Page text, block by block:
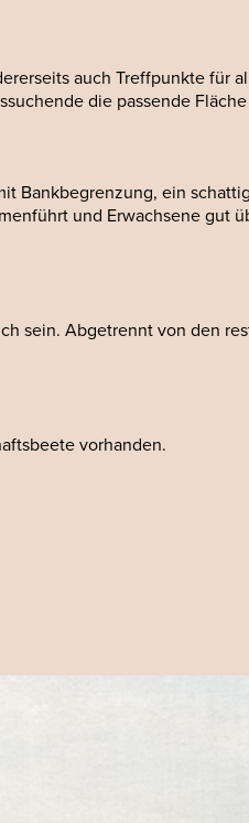
auch Treffpunkte für
die passende
Bankbegrenzung, ein
und Erwachsene gut
sein. Abgetrennt von den
vorhanden.